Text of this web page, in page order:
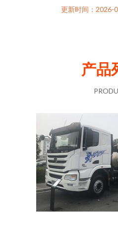
更新时间：2026-
产品